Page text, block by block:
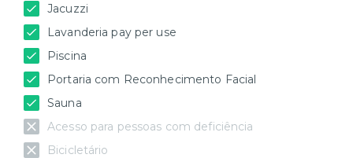
Jacuzzi
Lavanderia pay per use
Piscina
Portaria com Reconhecimento Facial
Sauna
Acesso para pessoas com deficiência
Bicicletário